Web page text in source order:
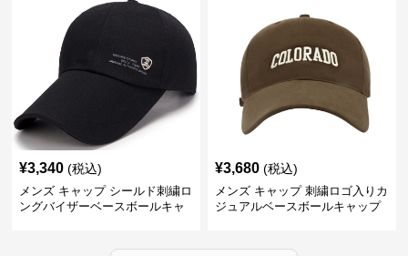
¥3,340 (税込)
メンズ キャップ シールド刺繍ロ
ングバイザーベースボールキャ
¥3,680 (税込)
メンズ キャップ 刺繍ロゴ入りカ
ジュアルベースボールキャップ